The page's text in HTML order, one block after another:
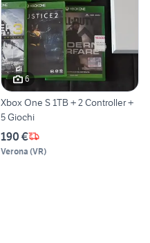
6
Xbox One S 1TB + 2 Controller +
5 Giochi
190 €
Verona (VR)